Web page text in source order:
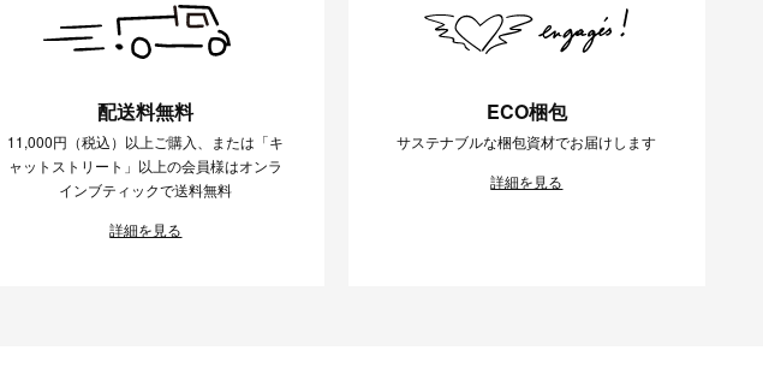
配送料無料
11,000円（税込）以上ご購入、または「キ
ャットストリート」以上の会員様はオンラ
インブティックで送料無料
詳細を見る
ECO梱包
サステナブルな梱包資材でお届けします
詳細を見る